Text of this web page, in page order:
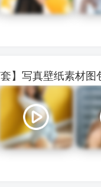
】写真壁纸素材图